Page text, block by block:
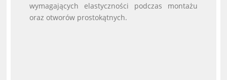
wymagających elastyczności podczas montażu
oraz otworów prostokątnych.